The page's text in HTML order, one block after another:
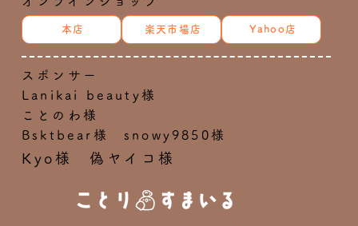
本店 楽天市場店 Yahoo店
スポンサー
Lanikai beauty様
ことのわ様
Bsktbear様 snowy9850様
Kyo様 偽ヤイコ様